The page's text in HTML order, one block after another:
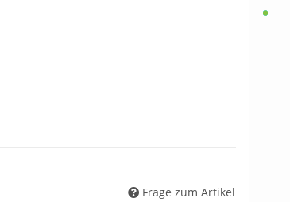
Frage zum Artikel